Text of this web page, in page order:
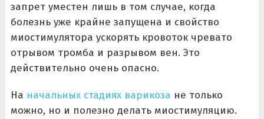
запрет уместен лишь в том случае, когда
болезнь уже крайне запущена и свойство
миостимулятора ускорять кровоток чревато
отрывом тромба и разрывом вен. Это
действительно очень опасно.
На начальных стадиях варикоза не только
можно, но и полезно делать миостимуляцию.